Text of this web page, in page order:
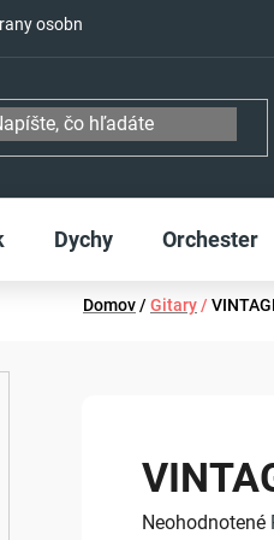
osobných údajov
Dychy Orchester
Domov/Gitary /
Priemerné
Neohodnotené